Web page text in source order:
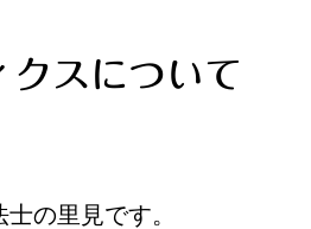
クスについて
の里見です。